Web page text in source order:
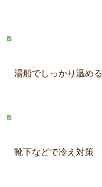
湯船でしっかり温める
靴下などで冷え対策